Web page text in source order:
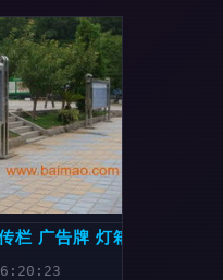
栏 广告牌 灯箱生产厂家,